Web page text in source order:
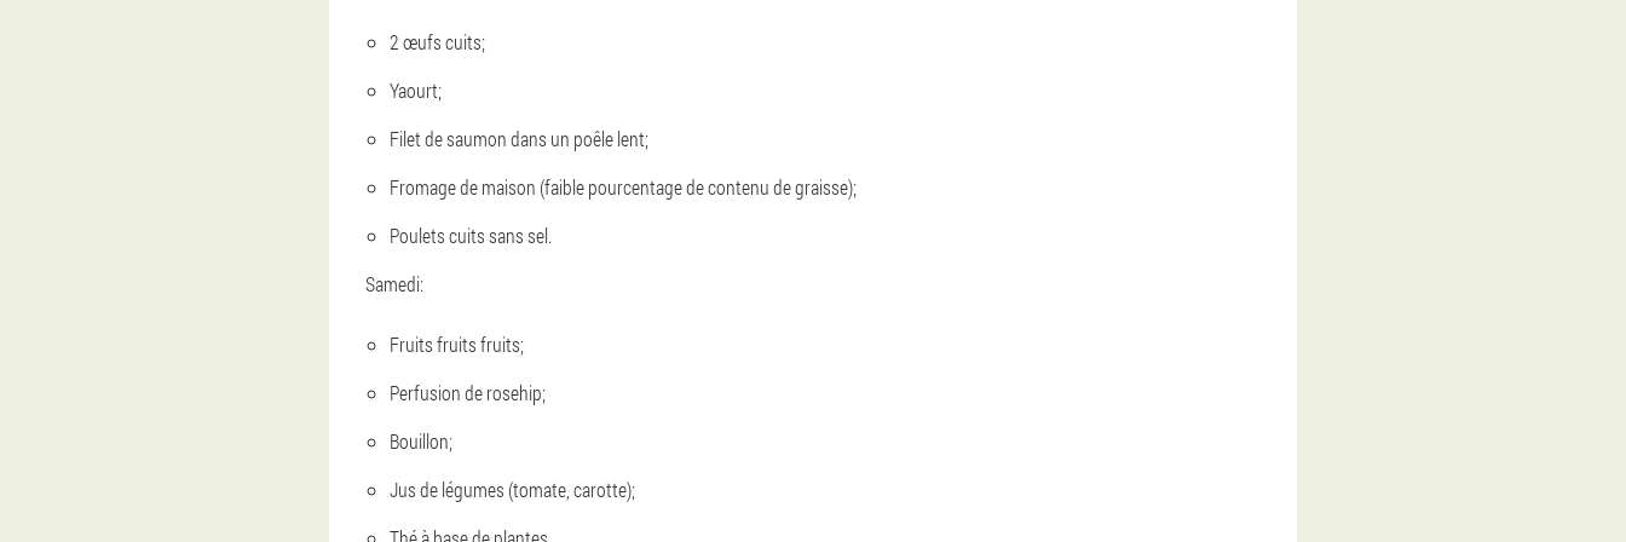
2 œufs cuits;
Yaourt;
Filet de saumon dans un poêle lent;
Fromage de maison (faible pourcentage de contenu de graisse);
Poulets cuits sans sel.
Samedi:
Fruits fruits fruits;
Perfusion de rosehip;
Bouillon;
Jus de légumes (tomate, carotte);